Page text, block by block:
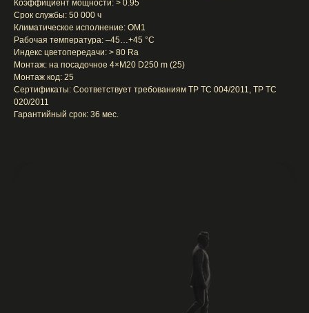
Коэффициент мощности: > 0.95
Срок службы: 50 000 ч
Климатическое исполнение: ОМ1
Рабочая температура: –45…+45 °С
Индекс цветопередачи: > 80 Ra
Монтаж: на посадочное 4×M20 D250 m (25)
Монтаж код: 25
Сертификаты: Соответствует требованиям TP TC 004/2011, TP TC
020/2011
Гарантийный срок: 36 мес.